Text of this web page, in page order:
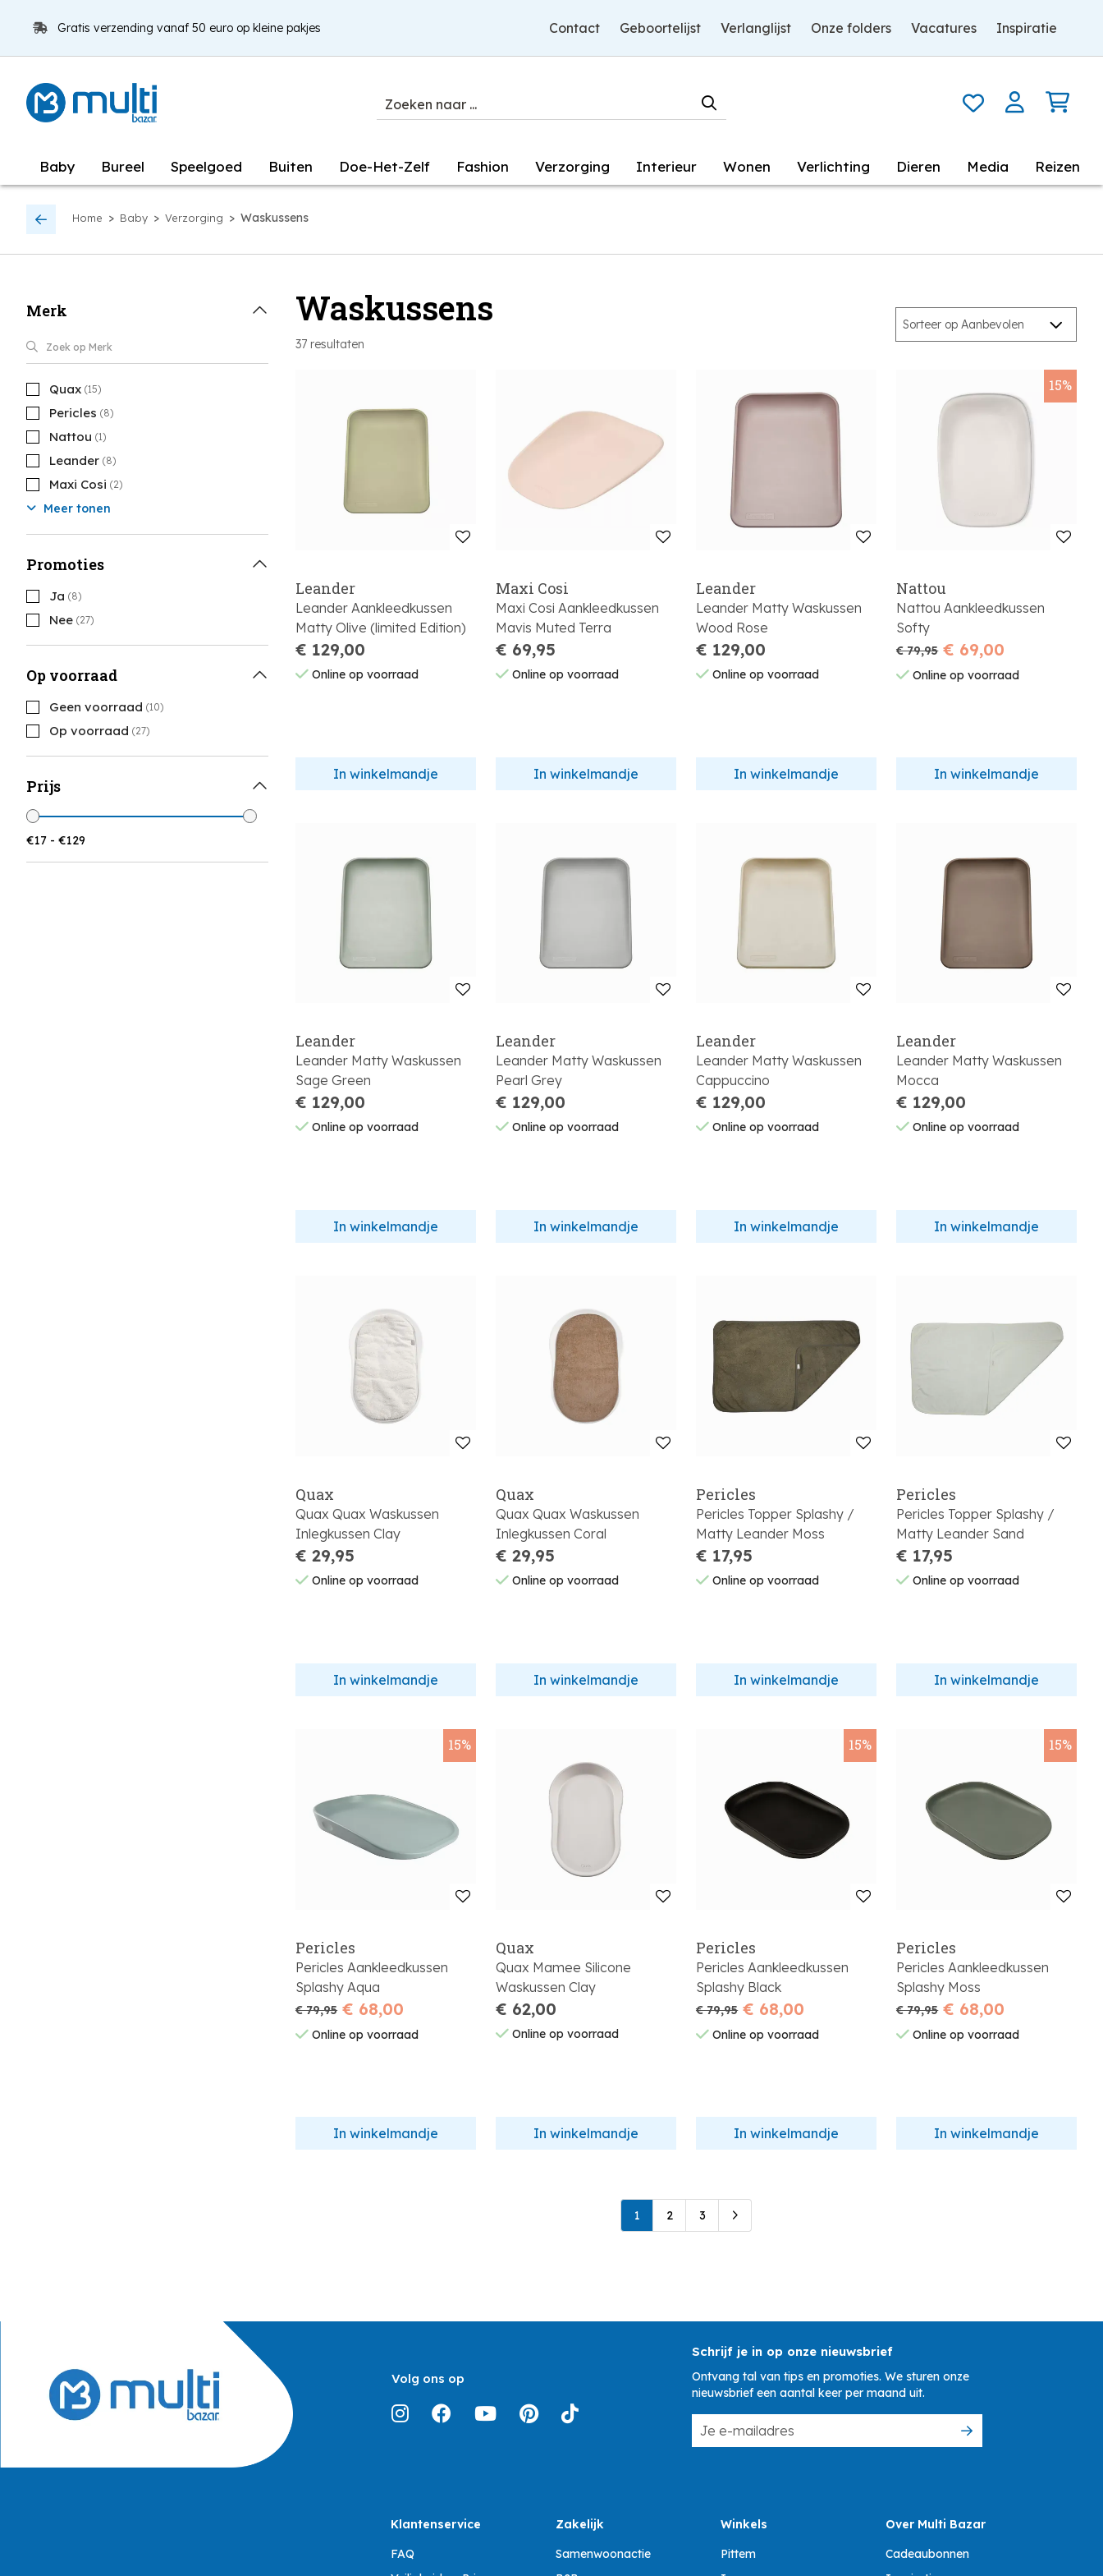
Gratis verzending vanaf 50 euro op kleine pakjes Contact Geboortelijst Verlanglijst Onze folders Vacatures Inspiratie
Baby Bureel Speelgoed Buiten Doe-Het-Zelf Fashion Verzorging Interieur Wonen Verlichting Dieren Media Reizen
Home > Baby > Verzorging > Waskussens
Merk
Quax (15)
Pericles (8)
Nattou (1)
Leander (8)
Maxi Cosi (2)
Meer tonen
Promoties
Ja (8)
Nee (27)
Op voorraad
Geen voorraad (10)
Op voorraad (27)
Prijs
Waskussens
37 resultaten
Leander
Leander Aankleedkussen
Matty Olive (limited Edition)
€ 129,00
Online op voorraad
In winkelmandje
Maxi Cosi
Maxi Cosi Aankleedkussen
Mavis Muted Terra
€ 69,95
Online op voorraad
In winkelmandje
Leander
Leander Matty Waskussen
Wood Rose
€ 129,00
Online op voorraad
In winkelmandje
15%
Nattou
Nattou Aankleedkussen
Softy
€ 79,95 € 69,00
Online op voorraad
In winkelmandje
Leander
Leander Matty Waskussen
Sage Green
€ 129,00
Online op voorraad
In winkelmandje
Leander
Leander Matty Waskussen
Pearl Grey
€ 129,00
Online op voorraad
In winkelmandje
Leander
Leander Matty Waskussen
Cappuccino
€ 129,00
Online op voorraad
In winkelmandje
Leander
Leander Matty Waskussen
Mocca
€ 129,00
Online op voorraad
In winkelmandje
Quax
Quax Quax Waskussen
Inlegkussen Clay
€ 29,95
Online op voorraad
In winkelmandje
Quax
Quax Quax Waskussen
Inlegkussen Coral
€ 29,95
Online op voorraad
In winkelmandje
Pericles
Pericles Topper Splashy /
Matty Leander Moss
€ 17,95
Online op voorraad
In winkelmandje
Pericles
Pericles Topper Splashy /
Matty Leander Sand
€ 17,95
Online op voorraad
In winkelmandje
15%
Pericles
Pericles Aankleedkussen
Splashy Aqua
€ 79,95 € 68,00
Online op voorraad
In winkelmandje
Quax
Quax Mamee Silicone
Waskussen Clay
€ 62,00
Online op voorraad
In winkelmandje
15%
Pericles
Pericles Aankleedkussen
Splashy Black
€ 79,95 € 68,00
Online op voorraad
In winkelmandje
15%
Pericles
Pericles Aankleedkussen
Splashy Moss
€ 79,95 € 68,00
Online op voorraad
In winkelmandje
1 2 3
Volg ons op
Schrijf je in op onze nieuwsbrief
Ontvang tal van tips en promoties. We sturen onze
nieuwsbrief een aantal keer per maand uit.
Klantenservice
FAQ
Zakelijk
Samenwoonactie
Winkels
Pittem
Over Multi Bazar
Cadeaubonnen